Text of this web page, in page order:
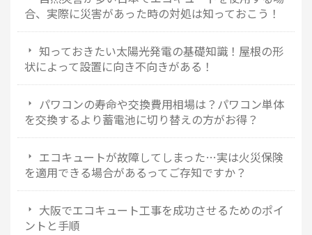
合、実際に災害があった時の対処は知っておこう！
知っておきたい太陽光発電の基礎知識！屋根の形
状によって設置に向き不向きがある！
パワコンの寿命や交換費用相場は？パワコン単体
を交換するより蓄電池に切り替えの方がお得？
エコキュートが故障してしまった…実は火災保険
を適用できる場合があるってご存知ですか？
大阪でエコキュート工事を成功させるためのポイ
ントと手順